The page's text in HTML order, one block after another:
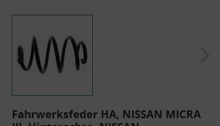
Fahrwerksfeder HA, NISSAN MICRA